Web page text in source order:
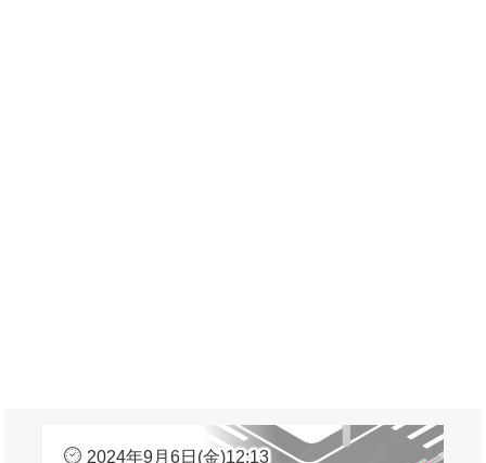
2024年9月6日(金)12:13